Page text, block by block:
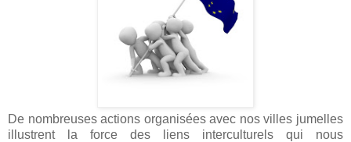
De nombreuses actions organisées avec nos villes jumelles
illustrent la force des liens interculturels qui nous